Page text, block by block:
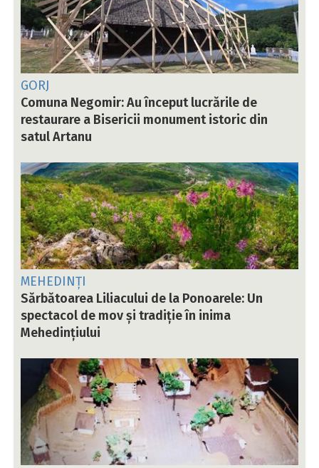
GORJ
Comuna Negomir: Au început lucrările de
restaurare a Bisericii monument istoric din
satul Artanu
MEHEDINȚI
Sărbătoarea Liliacului de la Ponoarele: Un
spectacol de mov și tradiție în inima
Mehedințiului